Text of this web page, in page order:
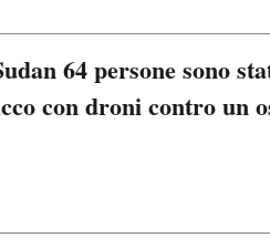
64 persone sono
con droni contro un